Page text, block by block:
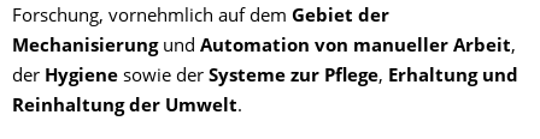
Forschung, vornehmlich auf dem Gebiet der
Mechanisierungund Automation von manueller Arbeit,
der Hygiene sowie der Systeme zur Pflege, Erhaltung und
Reinhaltung der Umwelt.